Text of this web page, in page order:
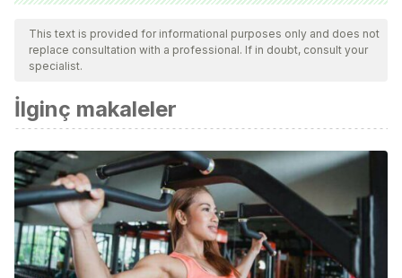
during short term high intensity functional training. Appl
Physiol Nutr Metab, 2019. 44 (2): 172-178.
of high intensity Interval training vs moderate intensity
obese adults: a systematic review and meta analysis. Obes
Rev, 2017. 18 (6): 635-646.
This text is provided for informational purposes only and does not
replace consultation with a professional. If in doubt, consult your
specialist.
İlginç makaleler